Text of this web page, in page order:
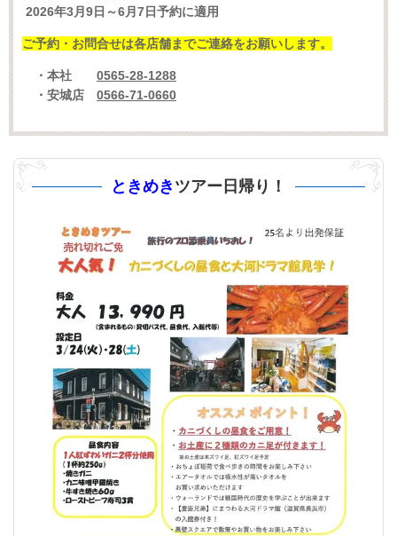
2026年3月9日～6月7日予約に適用
ご予約・お問合せは各店舗までご連絡をお願いします。
・本社 0565-28-1288
・安城店 0566-71-0660
ときめきツアー日帰り！